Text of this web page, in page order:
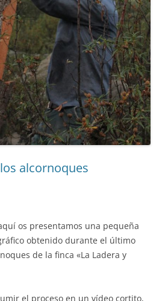
alcornoques
os presentamos una pequeña
obtenido durante el último
de la finca «La Ladera y
el proceso en un vídeo cortito,